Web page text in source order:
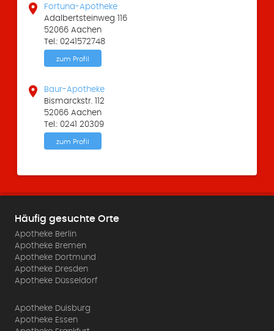

Fortuna-Apotheke
Adalbertsteinweg 116
52066 Aachen
Tel.: 0241572748
zum Profil

Baur-Apotheke
Bismarckstr. 112
52066 Aachen
Tel.: 0241 20309
zum Profil
Häufig gesuchte Orte
Apotheke Berlin
Apotheke Bremen
Apotheke Dortmund
Apotheke Dresden
Apotheke Düsseldorf
Apotheke Duisburg
Apotheke Essen